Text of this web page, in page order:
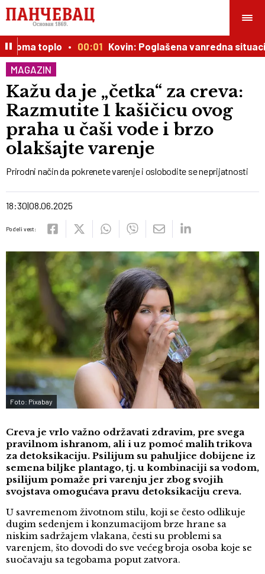
toplo 00:01 Kovin: Poglašena vanredna
MAGAZIN
Kažu da je „četka“ za creva:
Razmutite 1 kašičicu ovog
praha u čaši vode i brzo
olakšajte varenje
Prirodni način da pokrenete varenje i oslobodite se neprijatnosti
18:30 08.06.2025
Podeli vest:
Foto: Pixabay
Creva je vrlo važno održavati zdravim, pre svega
pravilnom ishranom, ali i uz pomoć malih trikova
za detoksikaciju. Psilijum su pahuljice dobijene iz
semena biljke plantago, tj. u kombinaciji sa vodom,
psilijum pomaže pri varenju jer zbog svojih
svojstava omogućava pravu detoksikaciju creva.
U savremenom životnom stilu, koji se često odlikuje
dugim sedenjem i konzumacijom brze hrane sa
niskim sadržajem vlakana, česti su problemi sa
varenjem, što dovodi do sve većeg broja osoba koje se
suočavaju sa tegobama poput zatvora.